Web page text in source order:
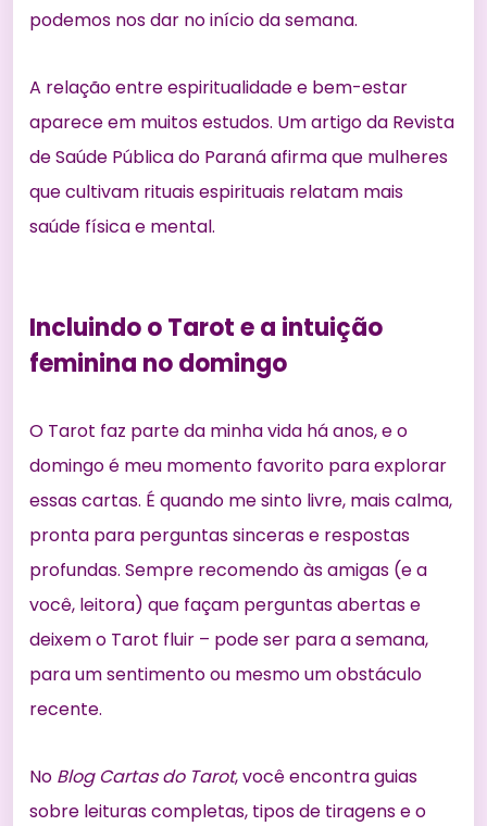
podemos nos dar no início da semana.
A relação entre espiritualidade e bem-estar
aparece em muitos estudos. Umartigo da Revista
de Saúde Pública do Paranáafirma que mulheres
que cultivam rituais espirituais relatam mais
saúde física e mental.
Incluindo o Tarot e a intuição
feminina no domingo
O Tarot faz parte da minha vida há anos, e o
domingo é meu momento favorito para explorar
essas cartas. É quando me sinto livre, mais calma,
pronta para perguntas sinceras e respostas
profundas. Sempre recomendo às amigas (e a
você, leitora) que façam perguntas abertas e
deixem o Tarot fluir – pode ser para a semana,
para um sentimento ou mesmo um obstáculo
recente.
No Blog Cartas do Tarot, você encontra guias
sobre leituras completas, tipos de tiragens e o